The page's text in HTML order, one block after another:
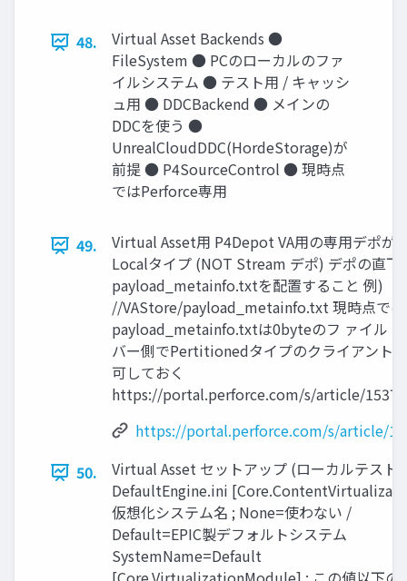
48.
Virtual Asset Backends ●
FileSystem ● PCのローカルのファ
イルシステム ● テスト用 / キャッシ
ュ用 ● DDCBackend ● メインの
DDCを使う ●
UnrealCloudDDC(HordeStorage)が
前提 ● P4SourceControl ● 現時点
ではPerforce専用
49.
Virtual Asset用 P4Depot VA用の専用デポが
Localタイプ (NOT Stream デポ) デポの直下
payload_metainfo.txtを配置すること 例)
//VAStore/payload_metainfo.txt 現時点では
payload_metainfo.txtは0byteのフ ァイル
バー側でPertitionedタイプのクライアント
可しておく
https://portal.perforce.com/s/article/15372
https://portal.perforce.com/s/article/
50.
Virtual Asset セットアップ (ローカルテスト)
DefaultEngine.ini
仮想化システム名 ; None=使わない /
Default=EPIC製デフォルトシステム
SystemName=Default